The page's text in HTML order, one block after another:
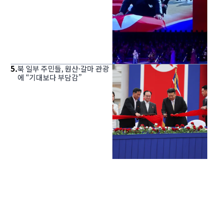
5.북 일부 주민들, 원산·갈마 관광
에 “기대보다 부담감”